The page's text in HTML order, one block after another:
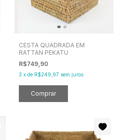
CESTA QUADRADA EM
RATTAN PEKATU
R$749,90
3 x de R$249,97 sem juros